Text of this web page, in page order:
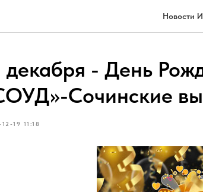
Новости
декабря - День
Сочинские
19 11:18